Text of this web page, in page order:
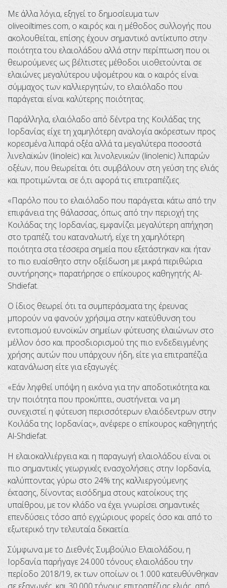
Με άλλα λόγια, εξηγεί το δημοσίευμα των
oliveoiltimes.com, ο καιρός και η μέθοδος συλλογής που
ακολουθείται, επίσης έχουν σημαντικό αντίκτυπο στην
ποιότητα του ελαιολάδου αλλά στην περίπτωση που οι
θεωρούμενες ως βέλτιστες μέθοδοι υιοθετούνται σε
ελαιώνες μεγαλύτερου υψομέτρου και ο καιρός είναι
σύμμαχος των καλλιεργητών, το ελαιόλαδο που
παράγεται είναι καλύτερης ποιότητας.
Παράλληλα, ελαιόλαδο από δέντρα της Κοιλάδας της
Ιορδανίας είχε τη χαμηλότερη αναλογία ακόρεστων προς
κορεσμένα λιπαρά οξέα αλλά τα μεγαλύτερα ποσοστά
λινελαϊκών (linoleic) και λινολενικών (linolenic) λιπαρών
οξέων, που θεωρείται ότι συμβάλουν στη γεύση της ελιάς
και προτιμώνται σε ό,τι αφορά τις επιτραπέζιες.
«Παρόλο που το ελαιόλαδο που παράγεται κάτω από την
επιφάνεια της θάλασσας, όπως από την περιοχή της
Κοιλάδας της Ιορδανίας, εμφανίζει μεγαλύτερη απήχηση
στο τραπέζι του καταναλωτή, είχε τη χαμηλότερη
ποιότητα στα τέσσερα σημεία που εξετάστηκαν και ήταν
το πιο ευαίσθητο στην οξείδωση με μικρά περιθώρια
συντήρησης» παρατήρησε ο επίκουρος καθηγητής Al-
Shdiefat.
Ο ίδιος θεωρεί ότι τα συμπεράσματα της έρευνας
μπορούν να φανούν χρήσιμα στην κατεύθυνση του
εντοπισμού ευνοϊκών σημείων φύτευσης ελαιώνων στο
μέλλον όσο και προσδιορισμού της πιο ενδεδειγμένης
χρήσης αυτών που υπάρχουν ήδη, είτε για επιτραπέζια
κατανάλωση είτε για εξαγωγές.
«Εάν ληφθεί υπόψη η εικόνα για την αποδοτικότητα και
την ποιότητα που προκύπτει, συστήνεται να μη
συνεχιστεί η φύτευση περισσότερων ελαιόδεντρων στην
Κοιλάδα της Ιορδανίας», ανέφερε ο επίκουρος καθηγητής
Al-Shdiefat.
Η ελαιοκαλλιέργεια και η παραγωγή ελαιολάδου είναι οι
πιο σημαντικές γεωργικές ενασχολήσεις στην Ιορδανία,
καλύπτοντας γύρω στο 24% της καλλιεργούμενης
έκτασης, δίνοντας εισόδημα στους κατοίκους της
υπαίθρου, με τον κλάδο να έχει γνωρίσει σημαντικές
επενδύσεις τόσο από εγχώριους φορείς όσο και από το
εξωτερικό την τελευταία δεκαετία.
Σύμφωνα με το Διεθνές Συμβούλιο Ελαιολάδου, η
Ιορδανία παρήγαγε 24.000 τόνους ελαιολάδου την
περίοδο 2018/19, εκ των οποίων οι 1.000 κατευθύνθηκαν